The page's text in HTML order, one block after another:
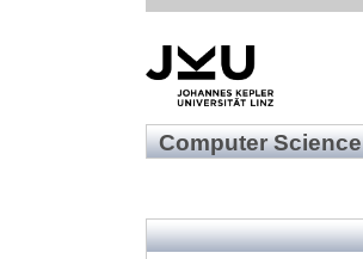
Computer Science